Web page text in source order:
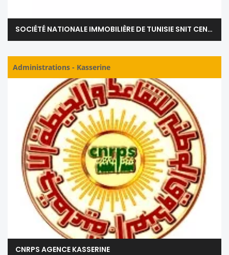
SOCIÉTÉ NATIONALE IMMOBILIÈRE DE TUNISIE SNIT CENTRE - KASSERINE
Administrations - Kasserine
CNRPS AGENCE KASSERINE